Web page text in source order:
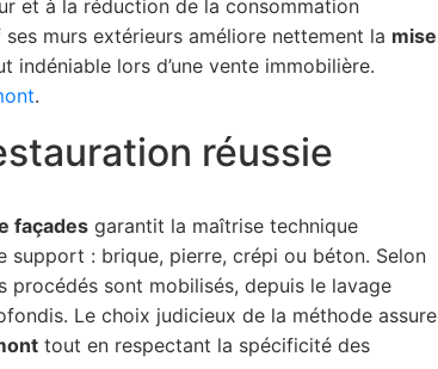
et à la réduction de la consommation
murs extérieurs améliore nettement la mise
indéniable lors d’une vente immobilière.
.
réussie
façades garantit la maîtrise technique
support : brique, pierre, crépi ou béton. Selon
procédés sont mobilisés, depuis le lavage
Le choix judicieux de la méthode assure
tout en respectant la spécificité des